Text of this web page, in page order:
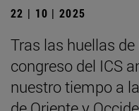
22 | 10 | 2025
Tras las huellas
congreso del ICS
nuestro tiempo a